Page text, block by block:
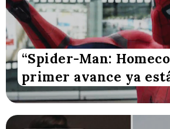
“Spider-Man:
primer avance ya